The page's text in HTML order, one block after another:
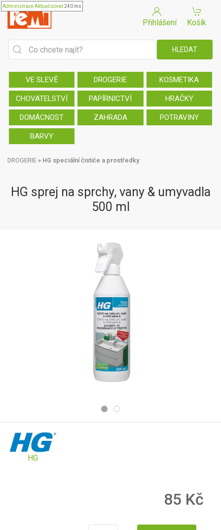
AdministraceAktualizovat240 ms
Přihlášení Košík
VE SLEVĚ DROGERIE KOSMETIKA
CHOVATELSTVÍ PAPÍRNICTVÍ HRAČKY
DOMÁCNOST ZAHRADA POTRAVINY
BARVY
DROGERIE » HG speciální čističe a prostředky
HG sprej na sprchy, vany & umyvadla
500 ml
HG
85 Kč